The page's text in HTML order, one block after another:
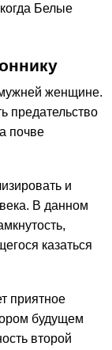
Белые
женщине.
предательство
почве
и
В данном
казаться
приятное
будущем
второй